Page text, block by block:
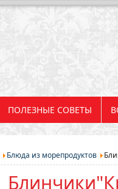
ПОЛЕЗНЫЕ СОВЕТЫ
Блюда из морепродуктов